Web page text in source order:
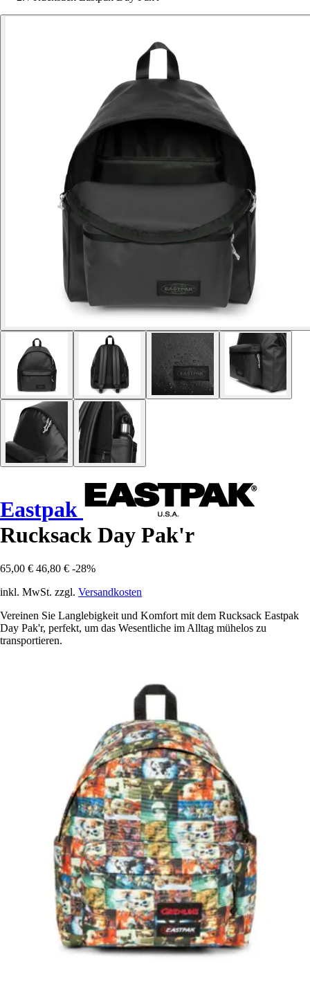
Eastpak
Rucksack Day Pak'r
65,00 € 46,80 € -28%
inkl. MwSt. zzgl. Versandkosten
Vereinen Sie Langlebigkeit und Komfort mit dem Rucksack Eastpak
Day Pak'r, perfekt, um das Wesentliche im Alltag mühelos zu
transportieren.